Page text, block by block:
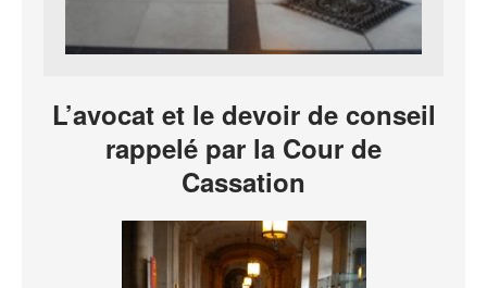
L’avocat et le devoir de conseil
rappelé par la Cour de
Cassation